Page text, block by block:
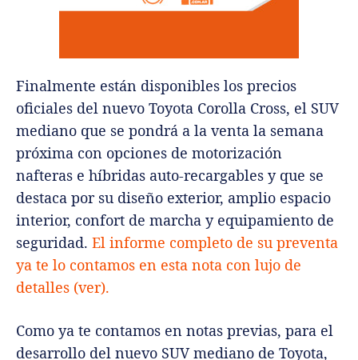
Finalmente están disponibles los precios
oficiales del nuevo Toyota Corolla Cross, el SUV
mediano que se pondrá a la venta la semana
próxima con opciones de motorización
nafteras e híbridas auto-recargables y que se
destaca por su diseño exterior, amplio espacio
interior, confort de marcha y equipamiento de
seguridad. El informe completo de su preventa
ya te lo contamos en esta nota con lujo de
detalles (ver).
Como ya te contamos en notas previas, para el
desarrollo del nuevo SUV mediano de Toyota,